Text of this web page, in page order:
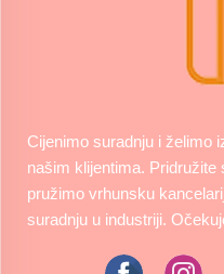
Cijenimo suradnju i želimo
našim klijentima. Pridružite
pružimo vrhunsku
suradnju u industriji.